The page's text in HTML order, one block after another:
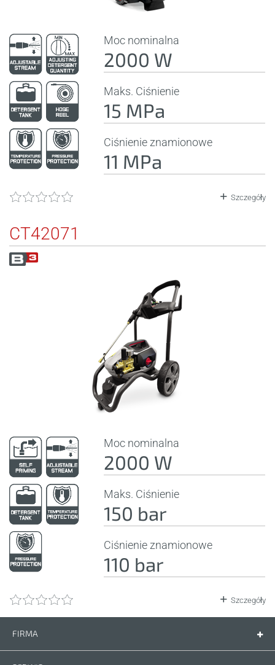
Moc nominalna
2000 W
Maks. Ciśnienie
15 MPa
Ciśnienie znamionowe
11 MPa
Szczegóły
CT42071
Moc nominalna
2000 W
Maks. Ciśnienie
150 bar
Ciśnienie znamionowe
110 bar
Szczegóły
FIRMA